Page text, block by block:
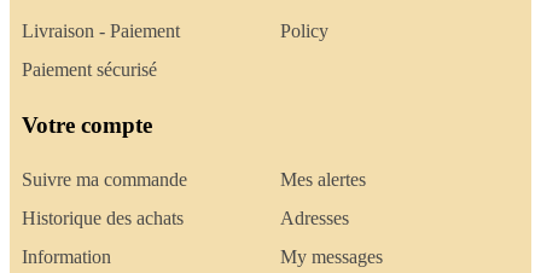
Livraison - Paiement
Paiement sécurisé
Policy
Votre compte
Suivre ma commande
Historique des achats
Information
Mes alertes
Adresses
My messages